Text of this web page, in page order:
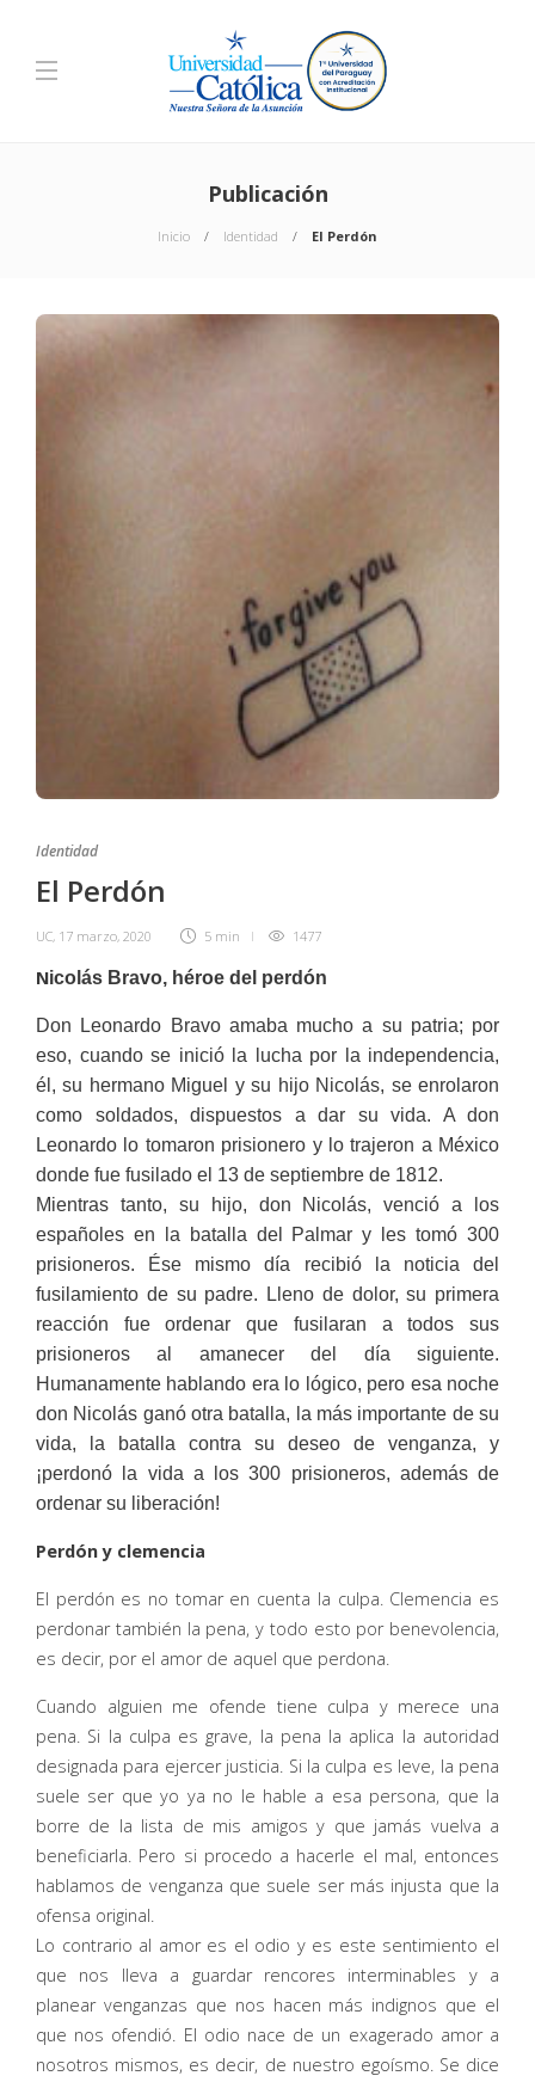
Publicación
Inicio Identidad El Perdón
Identidad
El Perdón
UC, 17 marzo, 2020 5 min 1477
Nicolás Bravo, héroe del perdón
Don Leonardo Bravo amaba mucho a su patria; por
eso, cuando se inició la lucha por la independencia,
él, su hermano Miguel y su hijo Nicolás, se enrolaron
como soldados, dispuestos a dar su vida. A don
Leonardo lo tomaron prisionero y lo trajeron a México
donde fue fusilado el 13 de septiembre de 1812.
Mientras tanto, su hijo, don Nicolás, venció a los
españoles en la batalla del Palmar y les tomó 300
prisioneros. Ése mismo día recibió la noticia del
fusilamiento de su padre. Lleno de dolor, su primera
reacción fue ordenar que fusilaran a todos sus
prisioneros al amanecer del día siguiente.
Humanamente hablando era lo lógico, pero esa noche
don Nicolás ganó otra batalla, la más importante de su
vida, la batalla contra su deseo de venganza, y
¡perdonó la vida a los 300 prisioneros, además de
ordenar su liberación!
Perdón y clemencia
El perdón es no tomar en cuenta la culpa. Clemencia es
perdonar también la pena, y todo esto por benevolencia,
es decir, por el amor de aquel que perdona.
Cuando alguien me ofende tiene culpa y merece una
pena. Si la culpa es grave, la pena la aplica la autoridad
designada para ejercer justicia. Si la culpa es leve, la pena
suele ser que yo ya no le hable a esa persona, que la
borre de la lista de mis amigos y que jamás vuelva a
beneficiarla. Pero si procedo a hacerle el mal, entonces
hablamos de venganza que suele ser más injusta que la
ofensa original.
Lo contrario al amor es el odio y es este sentimiento el
que nos lleva a guardar rencores interminables y a
planear venganzas que nos hacen más indignos que el
que nos ofendió. El odio nace de un exagerado amor a
nosotros mismos, es decir, de nuestro egoísmo. Se dice